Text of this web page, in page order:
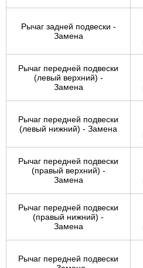
Рычаг задней подвески -
Замена
Рычаг передней подвески
(левый верхний) -
Замена
Рычаг передней подвески
(левый нижний) - Замена
Рычаг передней подвески
(правый верхний) -
Замена
Рычаг передней подвески
(правый нижний) -
Замена
Рычаг передней подвески